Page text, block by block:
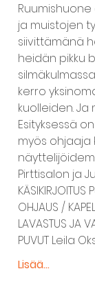
ja muistojen
siivittämänä
heidän pikku
kerro
kuolleiden.
Esityksessä
myös ohjaaja
Pirttisalon ja
OHJAUS /
LAVASTUS JA
PUVUT Leila
Lisää...